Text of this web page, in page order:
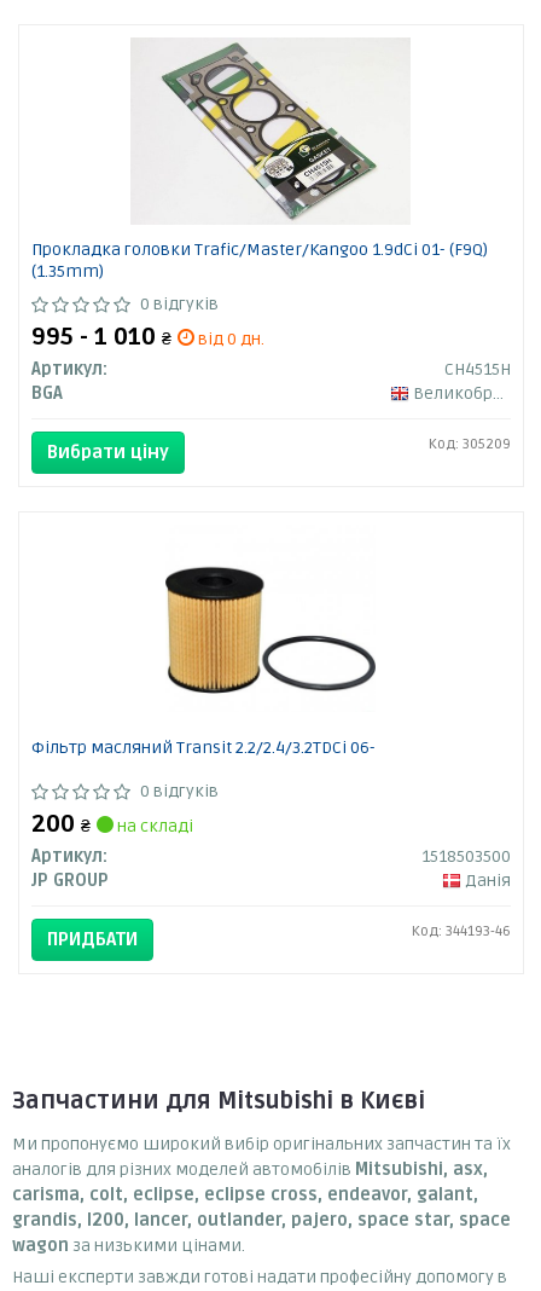
Прокладка головки Trafic/Master/Kangoo 1.9dCi 01- (F9Q)
(1.35mm)
0 відгуків
995 - 1 010 ₴
від 0 дн.
Артикул:
CH4515H
BGA
Великобританія
Вибрати ціну Код: 305209
Фільтр масляний Transit 2.2/2.4/3.2TDCi 06-
0 відгуків
200 ₴
на складі
Артикул:
1518503500
JP GROUP
Данія
ПРИДБАТИ Код: 344193-46
Запчастини для Mitsubishi в Києві
Ми пропонуємо широкий вибір оригінальних запчастин та їх
аналогів для різних моделей автомобілів Mitsubishi, asx,
carisma, colt, eclipse, eclipse cross, endeavor, galant,
grandis, l200, lancer, outlander, pajero, space star, space
wagon за низькими цінами.
Наші експерти завжди готові надати професійну допомогу в